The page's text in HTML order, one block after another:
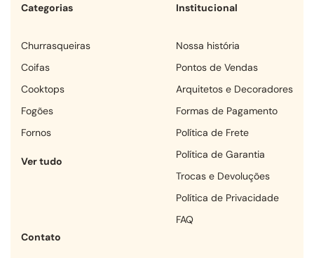
Categorias
churrasqueiras
coifas
cooktops
fogões
fornos
Ver tudo
Institucional
Nossa história
Pontos de Vendas
Arquitetos e Decoradores
Formas de Pagamento
Política de Frete
Política de Garantia
Trocas e Devoluções
Política de Privacidade
FAQ
Contato